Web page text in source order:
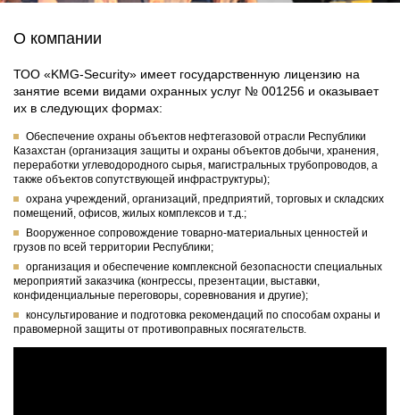
О компании
ТОО «KMG-Security» имеет государственную лицензию на
занятие всеми видами охранных услуг № 001256 и оказывает
их в следующих формах:
Обеспечение охраны объектов нефтегазовой отрасли Республики
Казахстан (организация защиты и охраны объектов добычи, хранения,
переработки углеводородного сырья, магистральных трубопроводов, а
также объектов сопутствующей инфраструктуры);
охрана учреждений, организаций, предприятий, торговых и складских
помещений, офисов, жилых комплексов и т.д.;
Вооруженное сопровождение товарно-материальных ценностей и
грузов по всей территории Республики;
организация и обеспечение комплексной безопасности специальных
мероприятий заказчика (конгрессы, презентации, выставки,
конфиденциальные переговоры, соревнования и другие);
консультирование и подготовка рекомендаций по способам охраны и
правомерной защиты от противоправных посягательств.